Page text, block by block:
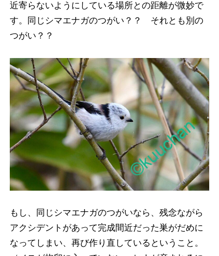
近寄らないようにしている場所との距離が微妙で
す。同じシマエナガのつがい？？ それとも別の
つがい？？
もし、同じシマエナガのつがいなら、残念ながら
アクシデントがあって完成間近だった巣がだめに
なってしまい、再び作り直しているということ。